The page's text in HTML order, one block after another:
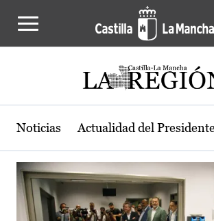
Actualidad de la región
Noticias Actualidad del